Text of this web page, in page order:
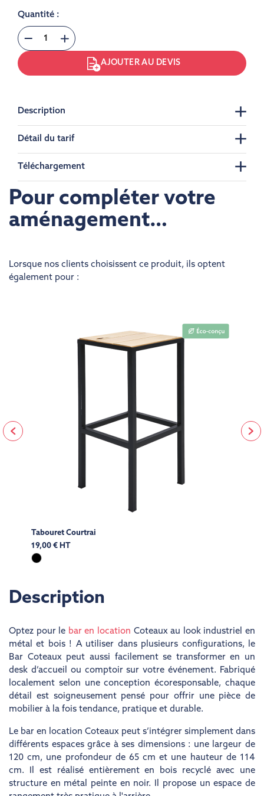
Quantité :
AJOUTER AU DEVIS
Description
Détail du tarif
Téléchargement
Pour compléter votre
aménagement…
Lorsque nos clients choisissent ce produit, ils optent
également pour :
Tabouret Courtrai
19,00 € HT
Description
Optez pour le bar en location Coteaux au look industriel en
métal et bois ! A utiliser dans plusieurs configurations, le
Bar Coteaux peut aussi facilement se transformer en un
desk d’accueil ou comptoir sur votre événement. Fabriqué
localement selon une conception écoresponsable, chaque
détail est soigneusement pensé pour offrir une pièce de
mobilier à la fois tendance, pratique et durable.
Le bar en location Coteaux peut s’intégrer simplement dans
différents espaces grâce à ses dimensions : une largeur de
120 cm, une profondeur de 65 cm et une hauteur de 114
cm. Il est réalisé entièrement en bois recyclé avec une
structure en métal peinte en noir. Il propose un espace de